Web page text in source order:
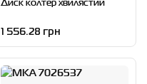
1 556.28 грн